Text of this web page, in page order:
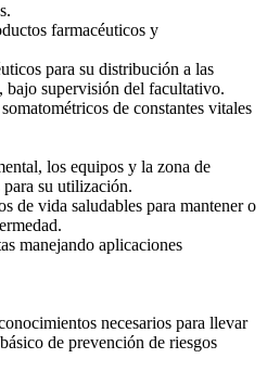
farmacéuticos y
para su distribución a las
bajo supervisión del facultativo.
de constantes vitales
los equipos y la zona de
su utilización.
de vida saludables para mantener o
manejando aplicaciones
necesarios para llevar
de prevención de riesgos